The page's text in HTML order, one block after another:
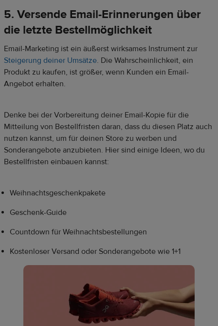
5. Versende Email-Erinnerungen über
die letzte Bestellmöglichkeit
Email-Marketing ist ein äußerst wirksames Instrument zur
Steigerung deiner Umsätze. Die Wahrscheinlichkeit, ein
Produkt zu kaufen, ist größer, wenn Kunden ein Email-
Angebot erhalten.
Denke bei der Vorbereitung deiner Email-Kopie für die
Mitteilung von Bestellfristen daran, dass du diesen Platz auch
nutzen kannst, um für deinen Store zu werben und
Sonderangebote anzubieten. Hier sind einige Ideen, wo du
Bestellfristen einbauen kannst:
Weihnachtsgeschenkpakete
Geschenk-Guide
Countdown für Weihnachtsbestellungen
Kostenloser Versand oder Sonderangebote wie 1+1